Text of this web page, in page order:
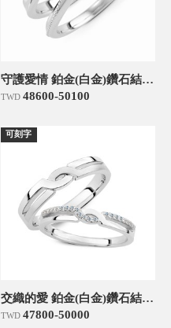
守護愛情 鉑金(白金)鑽石結婚對戒
TWD 48600-50100
可刻字
交織的愛 鉑金(白金)鑽石結婚對戒
TWD 47800-50000